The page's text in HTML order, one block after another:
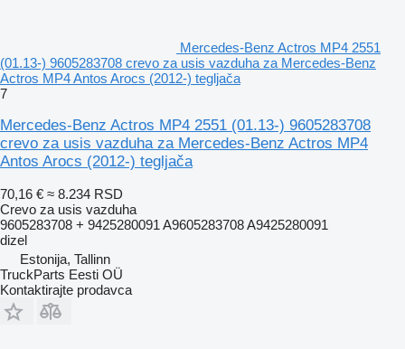
Mercedes-Benz Actros MP4 2551
(01.13-) 9605283708 crevo za usis vazduha za Mercedes-Benz
Actros MP4 Antos Arocs (2012-) tegljača
7
Mercedes-Benz Actros MP4 2551 (01.13-) 9605283708
crevo za usis vazduha za Mercedes-Benz Actros MP4
Antos Arocs (2012-) tegljača
70,16 € ≈ 8.234 RSD
Crevo za usis vazduha
9605283708 + 9425280091 A9605283708 A9425280091
dizel
Estonija, Tallinn
TruckParts Eesti OÜ
Kontaktirajte prodavca